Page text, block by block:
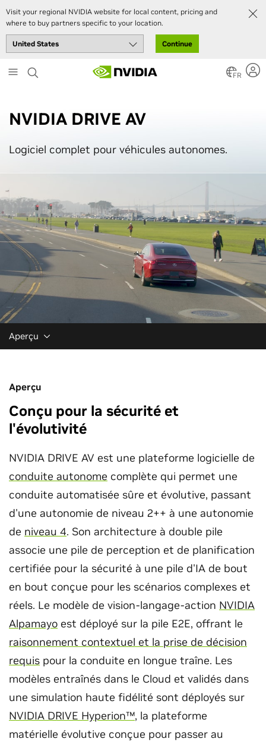
Visit your regional NVIDIA website for local content, pricing and
where to buy partners specific to your location.
Continue
to
FR
NVIDIA DRIVE AV
Logiciel complet pour véhicules autonomes.
Aperçu
Aperçu
Conçu pour la sécurité et
l'évolutivité
NVIDIA DRIVE AV est une plateforme logicielle de
conduite autonome complète qui permet une
conduite automatisée sûre et évolutive, passant
d'une autonomie de niveau 2++ à une autonomie
de niveau 4. Son architecture à double pile
associe une pile de perception et de planification
certifiée pour la sécurité à une pile d'IA de bout
en bout conçue pour les scénarios complexes et
réels. Le modèle de vision-langage-action NVIDIA
Alpamayo est déployé sur la pile E2E, offrant le
raisonnement contextuel et la prise de décision
requis pour la conduite en longue traîne. Les
modèles entraînés dans le Cloud et validés dans
une simulation haute fidélité sont déployés sur
NVIDIA DRIVE Hyperion™, la plateforme
matérielle évolutive conçue pour passer au